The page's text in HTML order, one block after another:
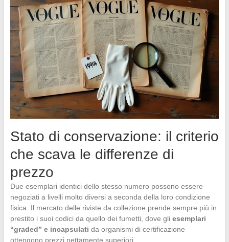
Stato di conservazione: il criterio
che scava le differenze di
prezzo
Due esemplari identici dello stesso numero possono essere
negoziati a livelli molto diversi a seconda della loro condizione
fisica. Il mercato delle riviste da collezione prende sempre più in
prestito i suoi codici da quello dei fumetti, dove gli esemplari
“graded” e incapsulati da organismi di certificazione
ottengono prezzi nettamente superiori.